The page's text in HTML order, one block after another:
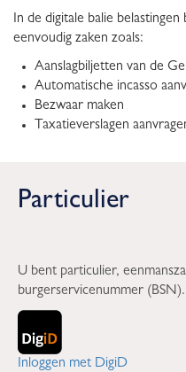
In de digitale balie
eenvoudig zaken zoals:
Aanslagbiljetten van de
Automatische incasso
Bezwaar maken
Taxatieverslagen
Particulier
U bent particulier,
burgerservicenummer
Inloggen met DigiD